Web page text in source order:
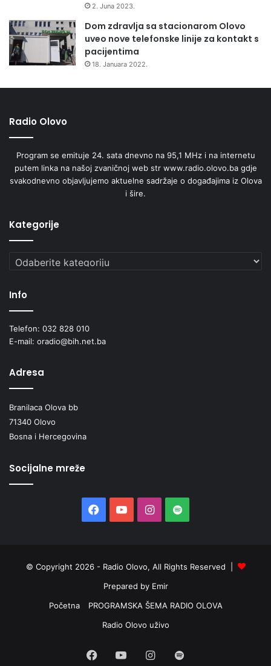
2. Juna 2023.
Dom zdravlja sa stacionarom Olovo
uveo nove telefonske linije za kontakt s
pacijentima
18. Januara 2022.
Radio Olovo
Program se emituje 24. sata dnevno na 95,1 MHz i na internetu
putem linka na našoj zvaničnoj web str www.radio.olovo.ba gdje
svakodnevno objavljujemo aktuelne sadržaje o događajima iz Olova
i šire.
Kategorije
Kategorije
Info
Telefon: 032 828 010
E-mail: oradio@bih.net.ba
Adresa
Branilaca Olova bb
71340 Olovo
Bosna i Hercegovina
Socijalne mreže
Facebook
YouTubeInstagram
Spotify
© Copyright 2026 - Radio Olovo, All Rights Reserved |
Prepared by Emir
Početna
PROGRAMSKA ŠEMA RADIO OLOVA
Radio Olovo uživo
Facebook
YouTubeInstagram
Spotify